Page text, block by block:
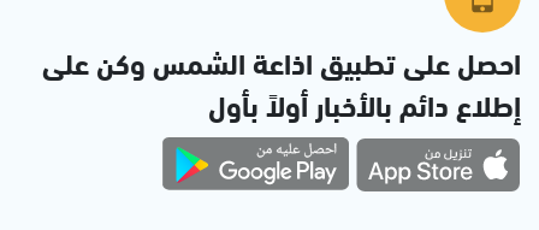
احصل على تطبيق اذاعة الشمس وكن على
إطلاع دائم بالأخبار أولاً بأول